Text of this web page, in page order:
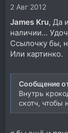
2 Авг 2012
James Kru, Да
наличии...
Ссылочку бы,
Или картинко.
Сообщение
Внутрь
скотч, чтобы